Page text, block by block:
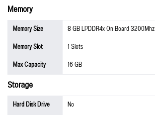
Memory
Memory Size
8 GB LPDDR4x On Board 3200Mhz
Memory Slot
1 Slots
Max Capacity
16 GB
Storage
Hard Disk Drive
No